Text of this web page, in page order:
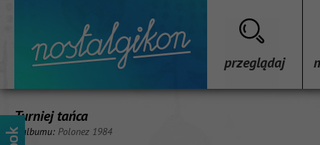
przeglądaj
Turniej tańca
z albumu: Polonez 1984